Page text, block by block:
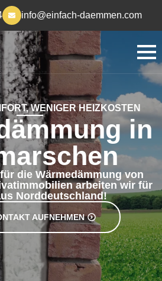
info@einfach-daemmen.com
WENIGER HEIZKOSTEN
in
die Wärmedämmung von
arbeiten wir für
Norddeutschland!
AUFNEHMEN